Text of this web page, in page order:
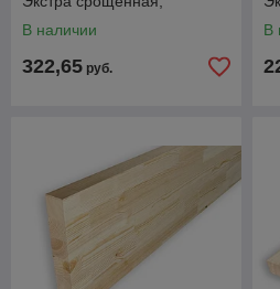
В наличии
322,65 руб.
В